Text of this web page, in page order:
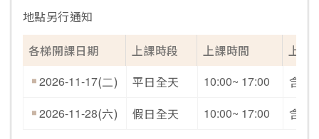
地點另行通知
各梯開課日期
上課時段 上課時間 上課
2026-11-17(二) 平日全天 10:00~ 17:00 含開
2026-11-28(六) 假日全天 10:00~ 17:00 含開